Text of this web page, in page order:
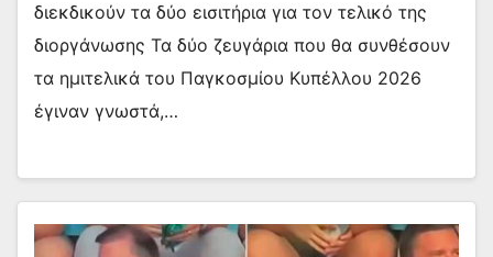
διεκδικούν τα δύο εισιτήρια για τον τελικό της
διοργάνωσης Τα δύο ζευγάρια που θα συνθέσουν
τα ημιτελικά του Παγκοσμίου Κυπέλλου 2026
έγιναν γνωστά,…